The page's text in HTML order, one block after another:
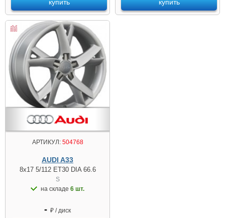
купить купить
АРТИКУЛ:504768
AUDI A33
8x17 5/112 ET30 DIA 66.6
S
на складе 6 шт.
- ₽ / диск